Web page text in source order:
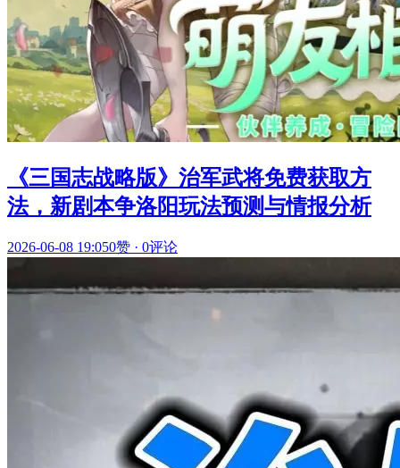
《三国志战略版》治军武将免费获取方
法，新剧本争洛阳玩法预测与情报分析
2026-06-08 19:050赞 · 0评论